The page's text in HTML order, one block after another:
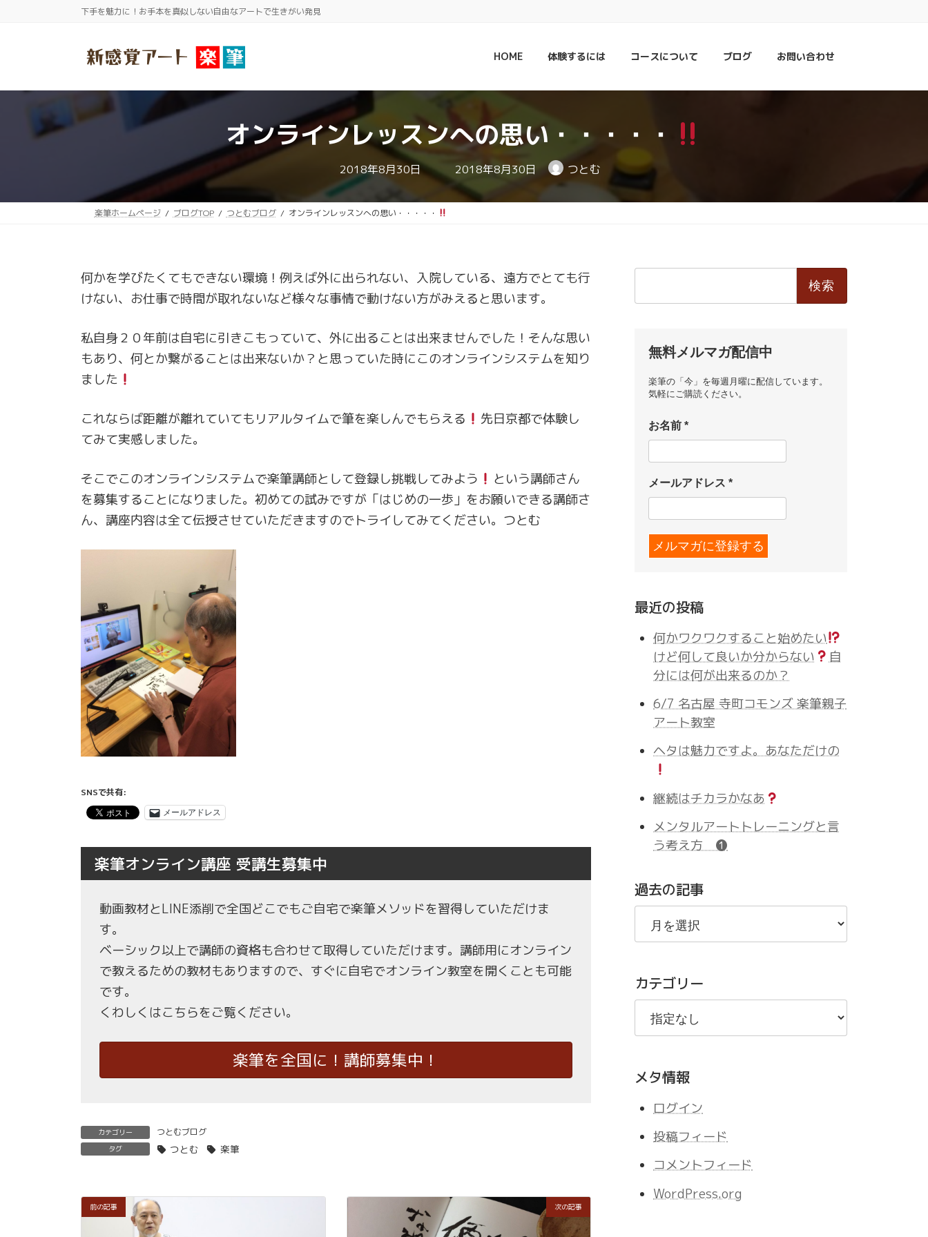
下手を魅力に！お手本を真似しない自由なアートで生きがい発見
HOME 体験するには コースについて ブログ お問い合わせ
オンラインレッスンへの思い・・・・・
2018年8月30日 最
終
更
新
日
2018年8月30日 つとむ
楽筆ホームページ ブログTOP つとむブログ オンラインレッスンへの思い・・・・・
何かを学びたくてもできない環境！例えば外に出られない、入院している、遠方でとても行
けない、お仕事で時間が取れないなど様々な事情で動けない方がみえると思います。
私自身２０年前は自宅に引きこもっていて、外に出ることは出来ませんでした！そんな思い
もあり、何とか繋がることは出来ないか？と思っていた時にこのオンラインシステムを知り
ました
これならば距離が離れていてもリアルタイムで筆を楽しんでもらえる
先日京都で体験し
てみて実感しました。
そこでこのオンラインシステムで楽筆講師として登録し挑戦してみよう
という講師さん
を募集することになりました。初めての試みですが「はじめの一歩」をお願いできる講師さ
ん、講座内容は全て伝授させていただきますのでトライしてみてください。つとむ
SNSで共有:
メールアドレス
楽筆オンライン講座 受講生募集中
動画教材とLINE添削で全国どこでもご自宅で楽筆メソッドを習得していただけま
す。
ベーシック以上で講師の資格も合わせて取得していただけます。講師用にオンライン
で教えるための教材もありますので、すぐに自宅でオンライン教室を開くことも可能
です。
くわしくはこちらをご覧ください。
楽筆を全国に！講師募集中！
カテゴリー つとむブログ
タグ つとむ 楽筆
前の記事 次の記事
無料メルマガ配信中
楽筆の「今」を毎週月曜に配信しています。
気軽にご購読ください。
お名前*
メールアドレス*
最近の投稿
何かワクワクすること始めたい
けど何して良いか分からない
自
分には何が出来るのか？
6/7 名古屋 寺町コモンズ 楽筆親子
アート教室
ヘタは魅力ですよ。あなただけの
継続はチカラかなあ
メンタルアートトレーニングと言
う考え方 ❶
過去の記事
過
の
事
カテゴリー
メタ情報
ログイン
投稿フィード
コメントフィード
WordPress.org